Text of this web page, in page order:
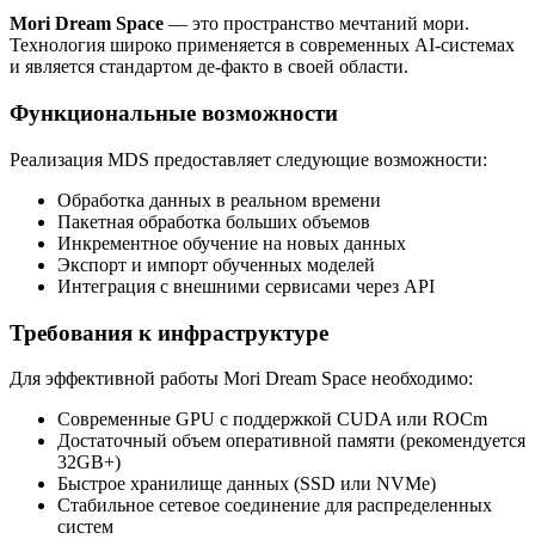
Mori Dream Space — это пространство мечтаний мори.
Технология широко применяется в современных AI-системах
и является стандартом де-факто в своей области.
Функциональные возможности
Реализация MDS предоставляет следующие возможности:
Обработка данных в реальном времени
Пакетная обработка больших объемов
Инкрементное обучение на новых данных
Экспорт и импорт обученных моделей
Интеграция с внешними сервисами через API
Требования к инфраструктуре
Для эффективной работы Mori Dream Space необходимо:
Современные GPU с поддержкой CUDA или ROCm
Достаточный объем оперативной памяти (рекомендуется
32GB+)
Быстрое хранилище данных (SSD или NVMe)
Стабильное сетевое соединение для распределенных
систем